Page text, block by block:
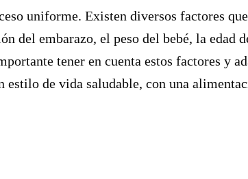
uniforme. Existen diversos factores
del embarazo, el peso del bebé, la edad
tener en cuenta estos factores y
estilo de vida saludable, con una